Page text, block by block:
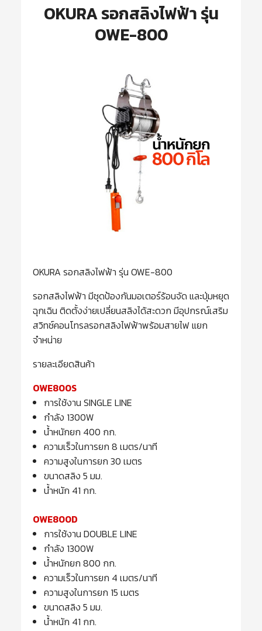
OKURA รอกสลิงไฟฟ้า รุ่น
OWE-800
OKURA รอกสลิงไฟฟ้า รุ่น OWE-800
รอกสลิงไฟฟ้า มีชุดป้องกันมอเตอร์ร้อนจัด และปุ่มหยุด
ฉุกเฉิน ติดตั้งง่ายเปลี่ยนสลิงได้สะดวก มีอุปกรณ์เสริม
สวิทช์คอนโทรลรอกสลิงไฟฟ้าพร้อมสายไฟ แยก
จำหน่าย
รายละเอียดสินค้า
OWE800S
การใช้งาน SINGLE LINE
กำลัง 1300W
น้ำหนักยก 400 กก.
ความเร็วในการยก 8 เมตร/นาที
ความสูงในการยก 30 เมตร
ขนาดสลิง 5 มม.
น้ำหนัก 41 กก.
OWE800D
การใช้งาน DOUBLE LINE
กำลัง 1300W
น้ำหนักยก 800 กก.
ความเร็วในการยก 4 เมตร/นาที
ความสูงในการยก 15 เมตร
ขนาดสลิง 5 มม.
น้ำหนัก 41 กก.